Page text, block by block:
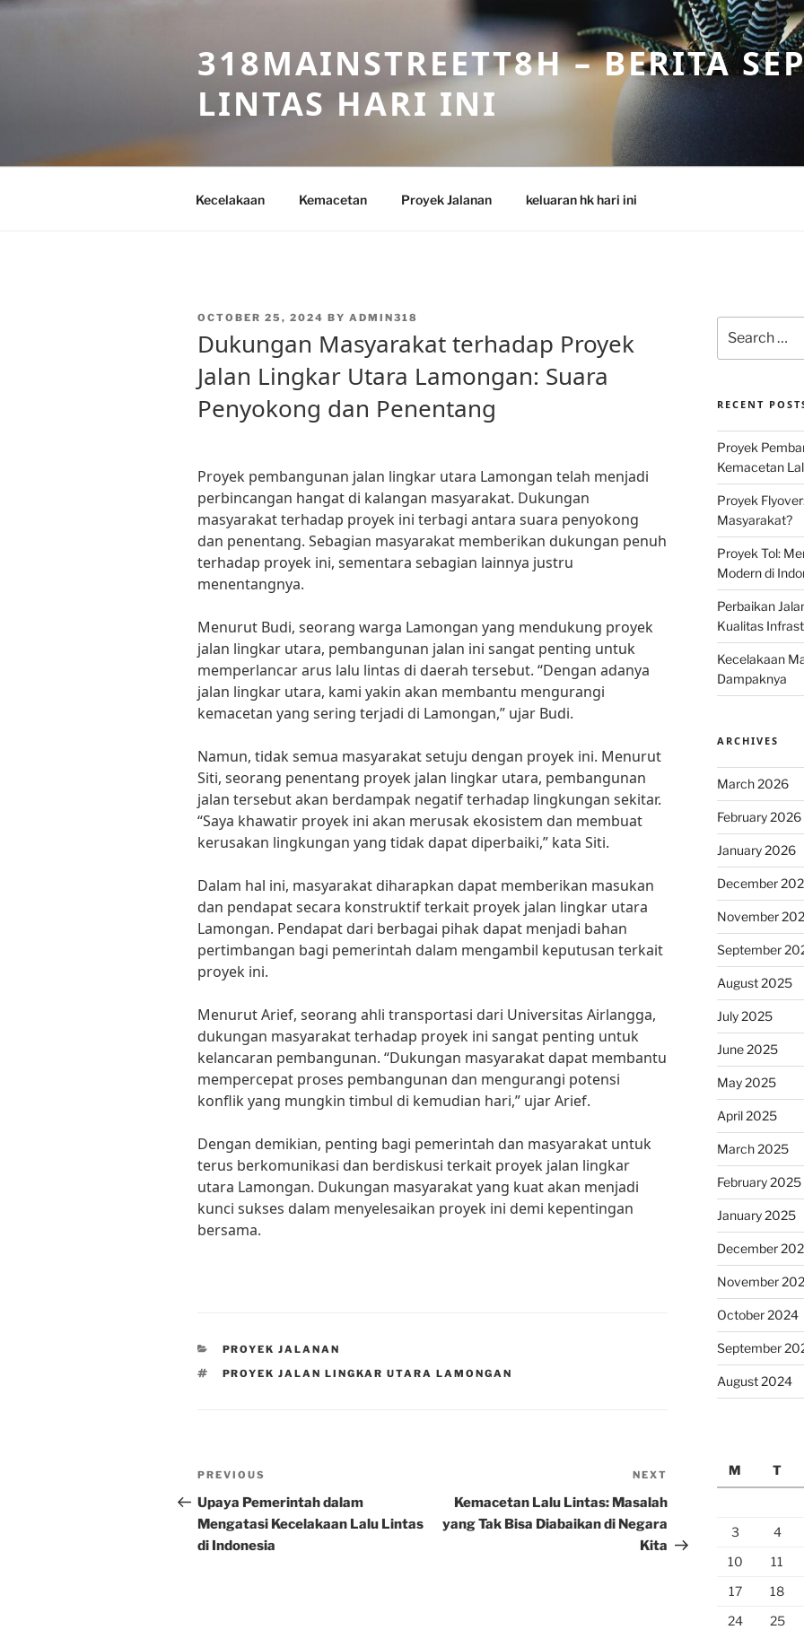
Skip
318MAINSTREETT8H – BERITA
LINTAS HARI INI
Kecelakaan Kemacetan Proyek Jalanan keluaran hk hari ini
POSTED
OCTOBER 25, 2024 BY ADMIN318
Dukungan Masyarakat terhadap Proyek
Jalan Lingkar Utara Lamongan: Suara
Penyokong dan Penentang
Proyek pembangunan jalan lingkar utara Lamongan telah menjadi
perbincangan hangat di kalangan masyarakat. Dukungan
masyarakat terhadap proyek ini terbagi antara suara penyokong
dan penentang. Sebagian masyarakat memberikan dukungan penuh
terhadap proyek ini, sementara sebagian lainnya justru
menentangnya.
Menurut Budi, seorang warga Lamongan yang mendukung proyek
jalan lingkar utara, pembangunan jalan ini sangat penting untuk
memperlancar arus lalu lintas di daerah tersebut. “Dengan adanya
jalan lingkar utara, kami yakin akan membantu mengurangi
kemacetan yang sering terjadi di Lamongan,” ujar Budi.
Namun, tidak semua masyarakat setuju dengan proyek ini. Menurut
Siti, seorang penentang proyek jalan lingkar utara, pembangunan
jalan tersebut akan berdampak negatif terhadap lingkungan sekitar.
“Saya khawatir proyek ini akan merusak ekosistem dan membuat
kerusakan lingkungan yang tidak dapat diperbaiki,” kata Siti.
Dalam hal ini, masyarakat diharapkan dapat memberikan masukan
dan pendapat secara konstruktif terkait proyek jalan lingkar utara
Lamongan. Pendapat dari berbagai pihak dapat menjadi bahan
pertimbangan bagi pemerintah dalam mengambil keputusan terkait
proyek ini.
Menurut Arief, seorang ahli transportasi dari Universitas Airlangga,
dukungan masyarakat terhadap proyek ini sangat penting untuk
kelancaran pembangunan. “Dukungan masyarakat dapat membantu
mempercepat proses pembangunan dan mengurangi potensi
konflik yang mungkin timbul di kemudian hari,” ujar Arief.
Dengan demikian, penting bagi pemerintah dan masyarakat untuk
terus berkomunikasi dan berdiskusi terkait proyek jalan lingkar
utara Lamongan. Dukungan masyarakat yang kuat akan menjadi
kunci sukses dalam menyelesaikan proyek ini demi kepentingan
bersama.
CATEGORIES
PROYEK JALANAN
TAGS
PROYEK JALAN LINGKAR UTARA LAMONGAN
Post
navigation
Previous
Post
PREVIOUS
Upaya Pemerintah dalam
Mengatasi Kecelakaan Lalu Lintas
di Indonesia
Post
NEXT
Kemacetan Lalu Lintas: Masalah
yang Tak Bisa Diabaikan di Negara
Kita
for:
RECENT
Proyek
Kemacetan
Proyek
Masyarakat?
Proyek Tol:
Modern di
Perbaikan
Kualitas
Kecelakaan
Dampaknya
ARCHIVES
March 2026
February 2026
January 2026
December
November
September
August 2025
July 2025
June 2025
May 2025
April 2025
March 2025
February 2025
January 2025
December
November
October 2024
September
August 2024
M
T
3
4
10
11
17
18
24
25